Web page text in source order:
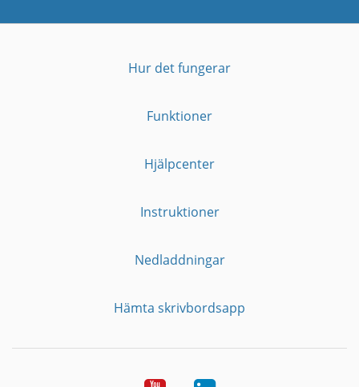
Hur det fungerar
Funktioner
Hjälpcenter
Instruktioner
Nedladdningar
Hämta skrivbordsapp